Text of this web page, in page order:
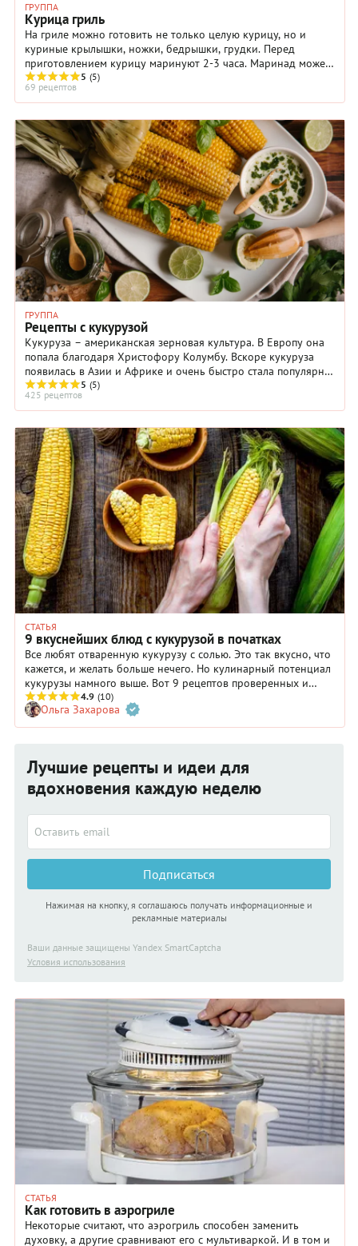
ГРУППА
Курица гриль
На гриле можно готовить не только целую курицу, но и
куриные крылышки, ножки, бедрышки, грудки. Перед
приготовлением курицу маринуют 2-3 часа. Маринад может
быть острый, сладковатый или пряный.
5 (5)
69 рецептов
ГРУППА
Рецепты с кукурузой
Кукуруза – американская зерновая культура. В Европу она
попала благодаря Христофору Колумбу. Вскоре кукуруза
появилась в Азии и Африке и очень быстро стала популярна
по всему миру.
5 (5)
425 рецептов
СТАТЬЯ
9 вкуснейших блюд с кукурузой в початках
Все любят отваренную кукурузу с солью. Это так вкусно, что
кажется, и желать больше нечего. Но кулинарный потенциал
кукурузы намного выше. Вот 9 рецептов проверенных и
небанальных блюд, приготовленных из свежей кукурузы в
початках.
4.9 (10)
Ольга Захарова
Лучшие рецепты и идеи для
вдохновения каждую неделю
Подписаться
Нажимая на кнопку, я соглашаюсь получать информационные и
рекламные материалы
Ваши данные защищены Yandex SmartCaptcha
Условия использования
СТАТЬЯ
Как готовить в аэрогриле
Некоторые считают, что аэрогриль способен заменить
духовку, а другие сравнивают его с мультиваркой. И в том и